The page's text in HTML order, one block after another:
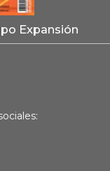
Expansión